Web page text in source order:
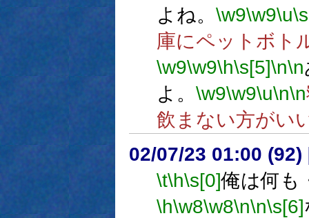
よね。 \w9\w9\u
庫にペットボト
\w9\w9\h\s[5]\n\n
よ。 \w9\w9\u\n\n
飲まない方がい
02/07/23 01:00 (92)
\t\h\s[0]俺は何も
\h\w8\w8\n\n\s[6]